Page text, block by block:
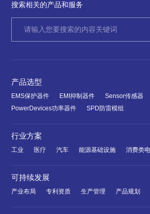
搜索相关的产品和服务
产品选型
EMS保护器件 EMI抑制器件
Sensor传感器
PowerDevices功率器件
SPD防雷模组
行业方案
工业 医疗 汽车 能源基础设施 消费类
可持续发展
产业布局 专利资质 生产管理 产品规划